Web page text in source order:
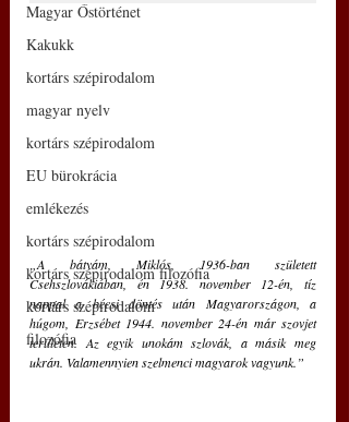
Magyar Őstörténet
Kakukk
kortárs szépirodalom
magyar nyelv
kortárs szépirodalom
EU bürokrácia
emlékezés
kortárs szépirodalom
kortárs szépirodalom filozófia
kortárs szépirodalom
filozófia
„A bátyám, Miklós, 1936-ban született
Csehszlovákiában, én 1938. november 12-én, tíz
nappal a bécsi döntés után Magyarországon, a
húgom, Erzsébet 1944. november 24-én már szovjet
területen. Az egyik unokám szlovák, a másik meg
ukrán. Valamennyien szelmenci magyarok vagyunk.”